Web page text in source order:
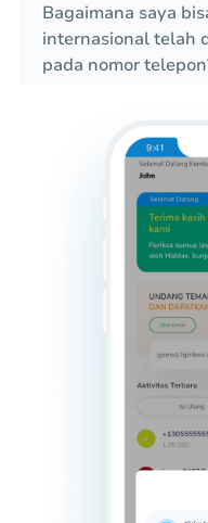
Bagaimana saya
internasional telah
pada nomor